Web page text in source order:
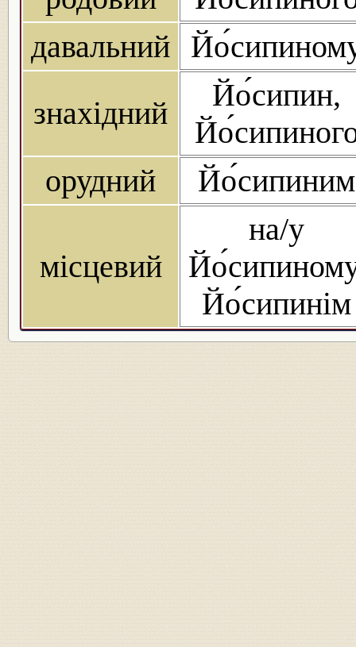
давальний
знахідний
Йо́сипин,
орудний
Йо́сипиним
місцевий
на/у
Йо́сипинім